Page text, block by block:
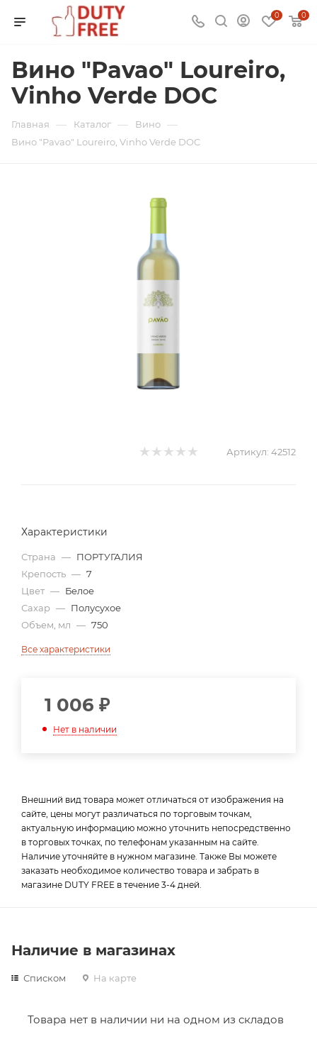
0 0
Вино "Pavao" Loureiro,
Vinho Verde DOC
Главная — Каталог — Вино —
Вино "Pavao" Loureiro, Vinho Verde DOC
Артикул: 42512
Характеристики
Страна — ПОРТУГАЛИЯ
Крепость — 7
Цвет — Белое
Сахар — Полусухое
Объем, мл — 750
Все характеристики
1 006 ₽
Нет в наличии
Внешний вид товара может отличаться от изображения на
сайте, цены могут различаться по торговым точкам,
актуальную информацию можно уточнить непосредственно
в торговых точках, по телефонам указанным на сайте.
Наличие уточняйте в нужном магазине. Также Вы можете
заказать необходимое количество товара и забрать в
магазине DUTY FREE в течение 3-4 дней.
Наличие в магазинах
Списком На карте
Товара нет в наличии ни на одном из складов